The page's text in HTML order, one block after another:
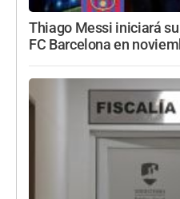
Thiago Messi iniciará
FC Barcelona en